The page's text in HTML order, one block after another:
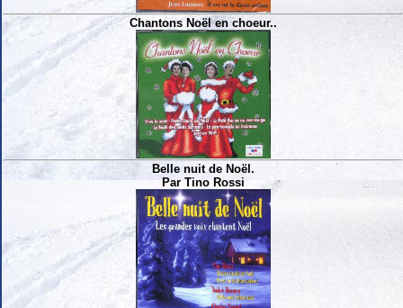
Chantons Noël en choeur..
Belle nuit de Noël.
Par Tino Rossi